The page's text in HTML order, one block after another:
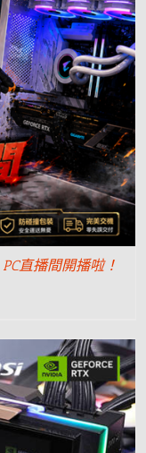
直播間開播啦！